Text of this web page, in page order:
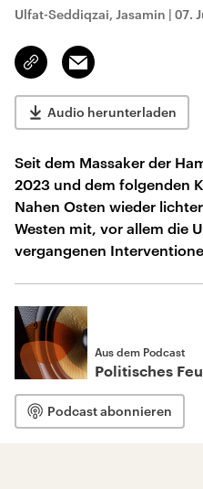
Ulfat-Seddiqzai, Jasamin | 07.
Link
kopieren/teilen
Email
Audio herunterladen
Seit dem Massaker der
2023 und dem folgenden
Nahen Osten wieder
Westen mit, vor allem die
vergangenen
Aus dem Podcast
Politisches
Podcast abonnieren